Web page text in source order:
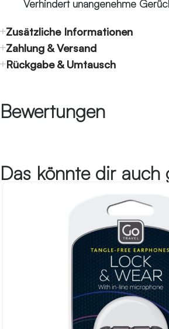
Verhindert unangenehme
Zusätzliche Informationen
Zahlung & Versand
Rückgabe & Umtausch
Bewertungen
Das könnte dir auch